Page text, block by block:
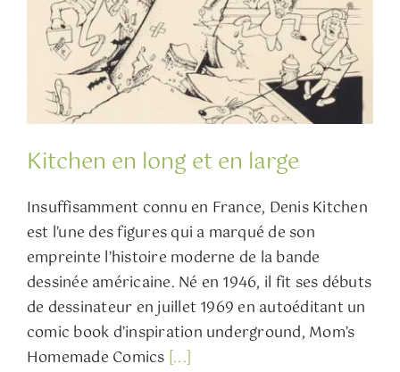
Kitchen en long et en large
Insuffisamment connu en France, Denis Kitchen
est l’une des figures qui a marqué de son
empreinte l’histoire moderne de la bande
dessinée américaine. Né en 1946, il fit ses débuts
de dessinateur en juillet 1969 en autoéditant un
comic book d’inspiration underground, Mom’s
Homemade Comics [...]